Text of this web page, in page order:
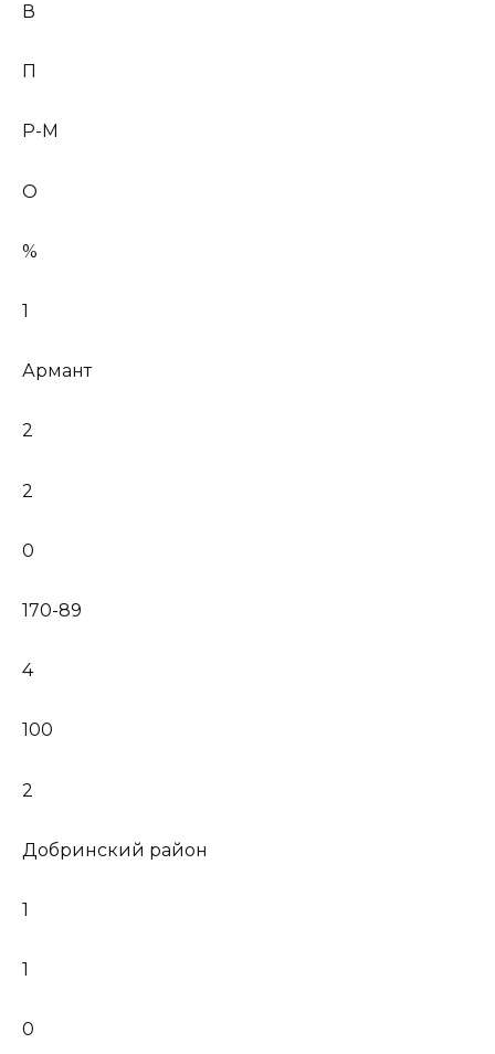
В
П
Р-М
О
%
1
Армант
2
2
0
170-89
4
100
2
Добринский район
1
1
0